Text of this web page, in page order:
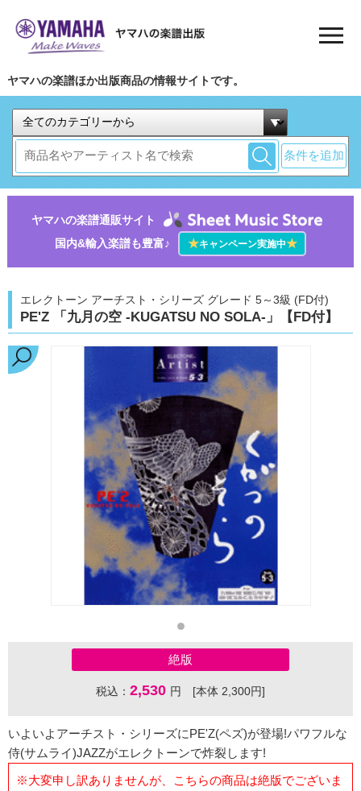
ヤマハの楽譜ほか出版商品の情報サイトです。
条件を追加
ヤマハの楽譜通販サイト
国内&輸入楽譜も豊富♪
★キャンペーン実施中★
エレクトーン アーチスト・シリーズ グレード 5～3級 (FD付)
PE'Z 「九月の空 -KUGATSU NO SOLA-」【FD付】
絶版
税込： 2,530 円 [本体 2,300円]
いよいよアーチスト・シリーズにPE'Z(ペズ)が登場!パワフルな
侍(サムライ)JAZZがエレクトーンで炸裂します!
※大変申し訳ありませんが、こちらの商品は絶版でございま